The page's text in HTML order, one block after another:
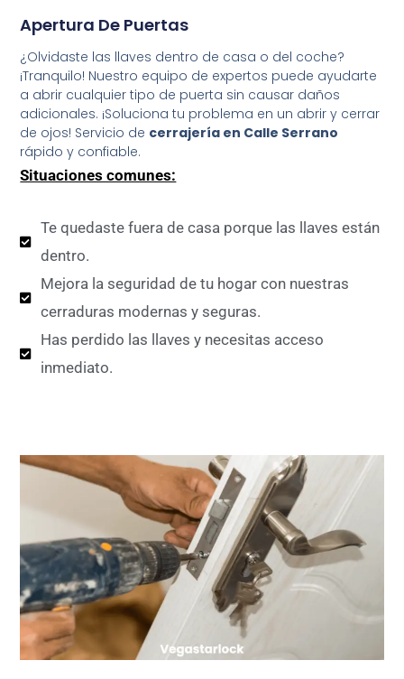
Apertura De Puertas
¿Olvidaste las llaves dentro de casa o del coche?
¡Tranquilo! Nuestro equipo de expertos puede ayudarte
a abrir cualquier tipo de puerta sin causar daños
adicionales. ¡Soluciona tu problema en un abrir y cerrar
de ojos! Servicio de cerrajería en Calle Serrano
rápido y confiable.
Situaciones comunes:
Te quedaste fuera de casa porque las llaves están
dentro.
Mejora la seguridad de tu hogar con nuestras
cerraduras modernas y seguras.
Has perdido las llaves y necesitas acceso
inmediato.